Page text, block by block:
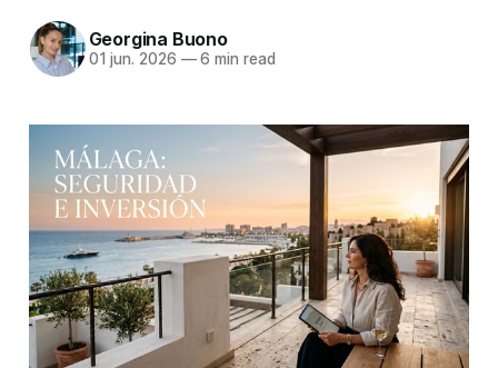
Georgina Buono
01 jun. 2026 —6 min read